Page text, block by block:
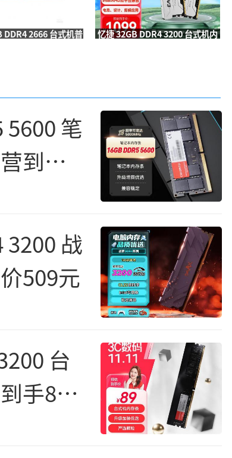
覆盖了Intel与AMD的最
24GB DDR5 5600MHz
技术，用户可在BIOS中
无需手动调节电压与时
性能的用户，这款内存
础配置，或作为原有内
运行以提升带宽。结合
提升基础运行效率的最
高。
DDR4 2666 台式机普
忆捷 32GB DDR4 3200 台式机内
5600 笔
到手
3200 战
509元
台
手89